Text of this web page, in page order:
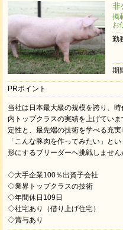
非
掲
お
勤
期
PRポイント
当社は日本最大級の規模を誇り、
内トップクラスの実績を上げてい
定性と、最先端の技術を学べる充実
「こんな豚肉を作ってみたい」と
形にするブリーダーへ挑戦しません
◇大手企業100％出資子会社
◇業界トップクラスの技術
◇年間休日109日
◇社宅あり（借り上げ住宅）
◇賞与あり